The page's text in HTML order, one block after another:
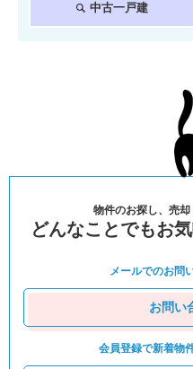
中古一戸建
物件のお探し、売
どんなことでもお
メールでのお問
お問い
会員登録で新着物